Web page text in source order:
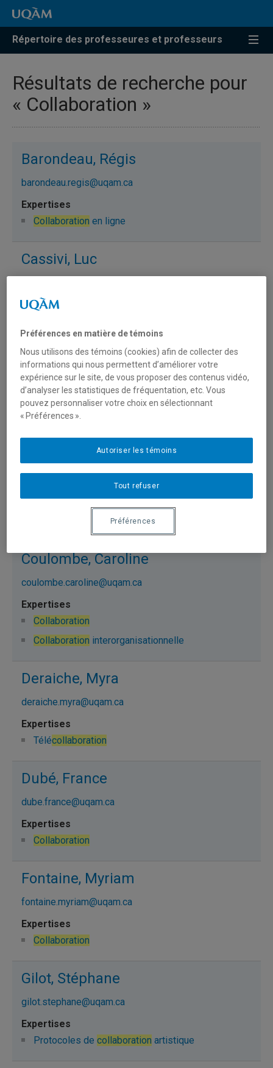
Répertoire des professeures et professeurs
Résultats de recherche pour
« Collaboration »
Barondeau, Régis
barondeau.regis@uqam.ca
Collaboration en ligne
Cassivi, Luc
Charette, Josée
charette.josee@uqam.ca
Collaboration
Cloutier, Amélie
cloutier.amelie@uqam.ca
interorganisationnelle
Coulombe, Caroline
coulombe.caroline@uqam.ca
Collaboration
Collaboration interorganisationnelle
Deraiche, Myra
deraiche.myra@uqam.ca
Télécollaboration
Dubé, France
dube.france@uqam.ca
Collaboration
Fontaine, Myriam
fontaine.myriam@uqam.ca
Collaboration
Gilot, Stéphane
gilot.stephane@uqam.ca
Protocoles de collaboration artistique
Préférences en matière de témoins
Nous utilisons des témoins (cookies) afin de collecter des
informations qui nous permettent d’améliorer votre
expérience sur le site, de vous proposer des contenus vidéo,
d’analyser les statistiques de fréquentation, etc. Vous
pouvez personnaliser votre choix en sélectionnant
« Préférences ».
Tout refuser
Autoriser les témoins
Préférences